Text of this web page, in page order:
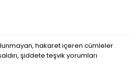
hakaret içeren cümleler
şiddete teşvik yorumları